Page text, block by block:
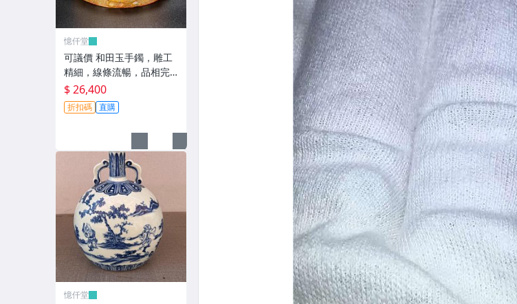
憶仟堂
可議價 和田玉手鐲，雕工
精細，線條流暢，品相完
美，口徑60，重109克，價
2200252087古玩 收藏 擺
件
$ 26,400
折扣碼 直購
憶仟堂